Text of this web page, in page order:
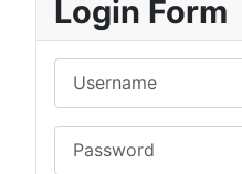
Login Form